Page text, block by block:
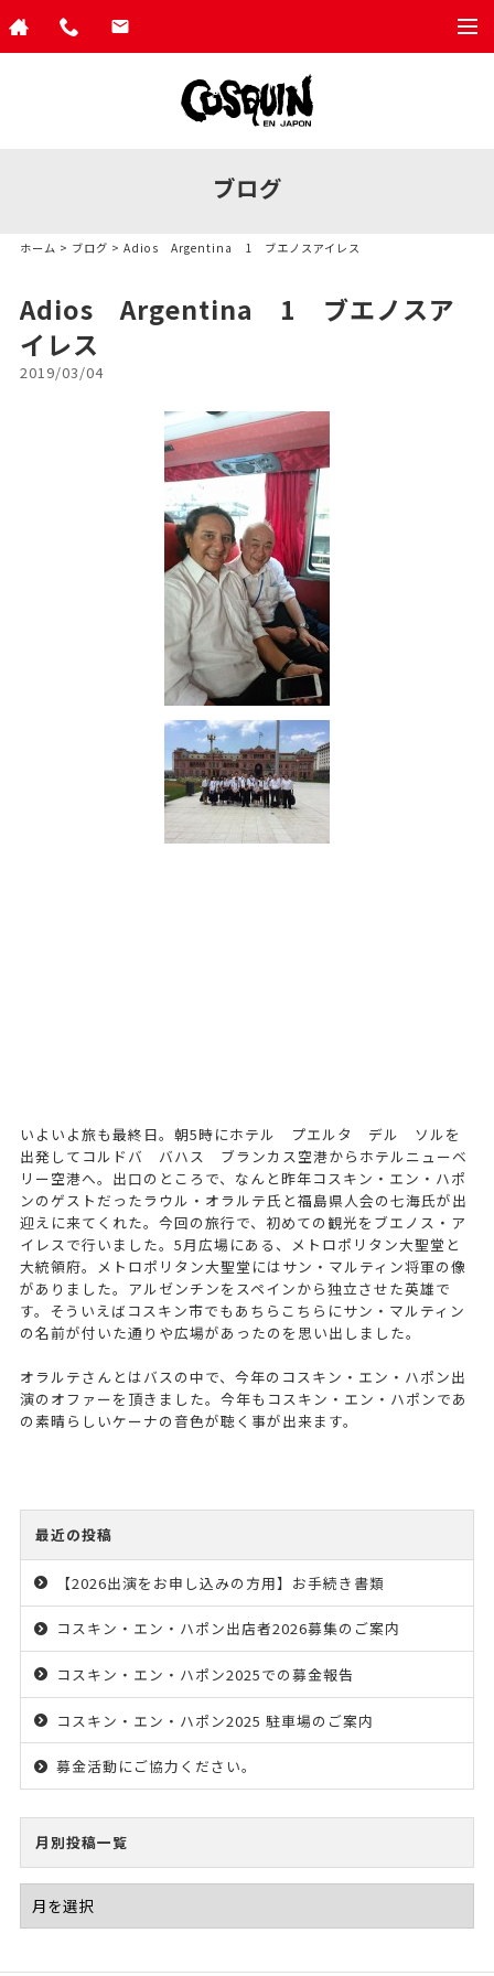
ブログ
ホーム > ブログ > Adios Argentina 1 ブエノスアイレス
Adios Argentina 1 ブエノスア
イレス
2019/03/04
いよいよ旅も最終日。朝5時にホテル プエルタ デル ソルを
出発してコルドバ バハス ブランカス空港からホテルニューベ
リー空港へ。出口のところで、なんと昨年コスキン・エン・ハポ
ンのゲストだったラウル・オラルテ氏と福島県人会の七海氏が出
迎えに来てくれた。今回の旅行で、初めての観光をブエノス・ア
イレスで行いました。5月広場にある、メトロポリタン大聖堂と
大統領府。メトロポリタン大聖堂にはサン・マルティン将軍の像
がありました。アルゼンチンをスペインから独立させた英雄で
す。そういえばコスキン市でもあちらこちらにサン・マルティン
の名前が付いた通りや広場があったのを思い出しました。
オラルテさんとはバスの中で、今年のコスキン・エン・ハポン出
演のオファーを頂きました。今年もコスキン・エン・ハポンであ
の素晴らしいケーナの音色が聴く事が出来ます。
最近の投稿
【2026出演をお申し込みの方用】お手続き書類
コスキン・エン・ハポン出店者2026募集のご案内
コスキン・エン・ハポン2025での募金報告
コスキン・エン・ハポン2025 駐車場のご案内
募金活動にご協力ください。
月別投稿一覧